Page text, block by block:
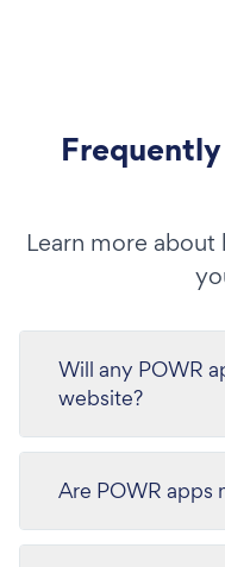
Learn more
Will any POWR
website?
Are POWR apps